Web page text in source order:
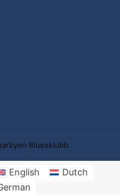
Bluesklubb
English
Dutch